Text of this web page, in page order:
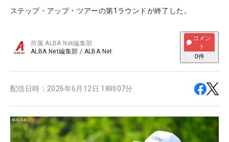
ステップ・アップ・ツアーの第1ラウンドが終了した。
所属ALBA Net編集部
ALBA Net編集部 / ALBA Net
コメン
ト
0件
配信日時： 2026年6月12日 18時07分